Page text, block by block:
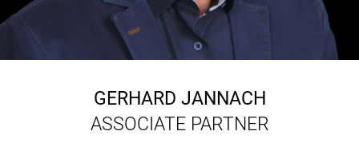
GERHARD JANNACH
ASSOCIATE PARTNER